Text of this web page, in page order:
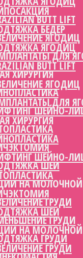
BUTT LIFT
ЯГОДИЦ
ДЛЯ
ХИРУРГИЯ
ШЕЙНО-
ШЕИ
НА МОЛОЧНОЙ
ГРУДИ
ГРУДИ
ГРУДИ
БЕДЕР
ЯГОДИЦ
BUTT LIFT
ЯГОДИЦ
ДЛЯ
ХИРУРГИЯ
ШЕЙНО-
ШЕИ
НА МОЛОЧНОЙ
ГРУДИ